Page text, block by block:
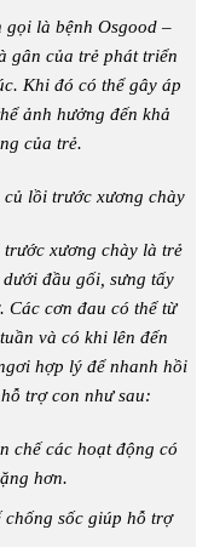
gọi là bệnh Osgood –
gân của trẻ phát triển
Khi đó có thể gây áp
ảnh hưởng đến khả
của trẻ.
lồi trước xương chày
xương chày là trẻ
đầu gối, sưng tấy
Các cơn đau có thể từ
và có khi lên đến
hợp lý để nhanh hồi
trợ con như sau:
chế các hoạt động có
hơn.
chống sốc giúp hỗ trợ